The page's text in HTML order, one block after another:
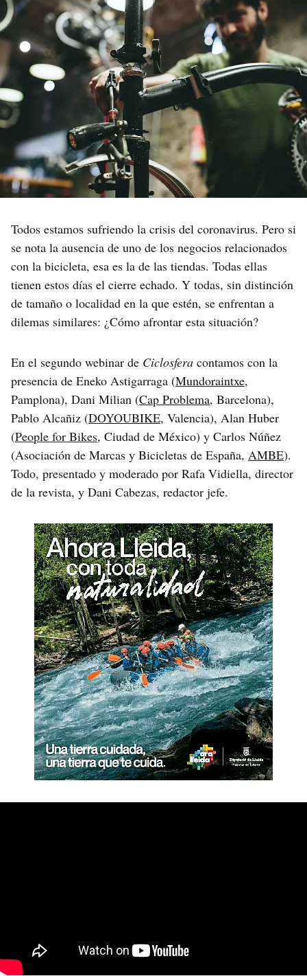
Todos estamos sufriendo la crisis del coronavirus. Pero si
se nota la ausencia de uno de los negocios relacionados
con la bicicleta, esa es la de las tiendas. Todas ellas
tienen estos días el cierre echado. Y todas, sin distinción
de tamaño o localidad en la que estén, se enfrentan a
dilemas similares: ¿Cómo afrontar esta situación?
En el segundo webinar de Ciclosfera contamos con la
presencia de Eneko Astigarraga (Mundoraintxe,
Pamplona), Dani Milian (Cap Problema, Barcelona),
Pablo Alcañiz (DOYOUBIKE, Valencia), Alan Huber
(People for Bikes, Ciudad de México) y Carlos Núñez
(Asociación de Marcas y Bicicletas de España, AMBE).
Todo, presentado y moderado por Rafa Vidiella, director
de la revista, y Dani Cabezas, redactor jefe.